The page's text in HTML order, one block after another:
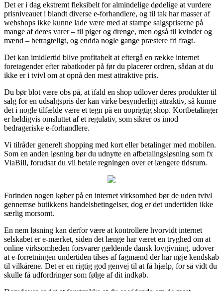
Det er i dag ekstremt fleksibelt for almindelige dødelige at vurdere
prisniveauet i blandt diverse e-forhandlere, og til tak har masser af
webshops ikke kunne lade være med at stampe salgspriserne på
mange af deres varer – til piger og drenge, men også til kvinder og
mænd – betragteligt, og endda nogle gange præstere fri fragt.
Det kan imidlertid blive profitabelt at eftergå en række internet
foretagender efter rabatkoder på før du placerer ordren, sådan at du
ikke er i tvivl om at opnå den mest attraktive pris.
Du bør blot være obs på, at ifald en shop udlover deres produkter til
salg for en udsalgspris der kan virke besynderligt attraktiv, så kunne
det i nogle tilfælde være et tegn på en uoprigtig shop. Kortbetalinger
er heldigvis omsluttet af et regulativ, som sikrer os imod
bedrageriske e-forhandlere.
Vi tilråder generelt shopping med kort eller betalinger med mobilen.
Som en anden løsning bør du udnytte en afbetalingsløsning som fx
ViaBill, forudsat du vil betale regningen over et længere tidsrum.
Forinden nogen køber på en internet virksomhed bør de uden tvivl
gennemse butikkens handelsbetingelser, dog er det undertiden ikke
særlig morsomt.
En nem løsning kan derfor være at kontrollere hvorvidt internet
selskabet er e-mærket, siden det længe har været en tryghed om at
online virksomheden forsvarer gældende dansk lovgivning, udover
at e-forretningen undertiden tilses af fagmænd der har nøje kendskab
til vilkårene. Det er en rigtig god genvej til at få hjælp, for så vidt du
skulle få udfordringer som følge af dit indkøb.